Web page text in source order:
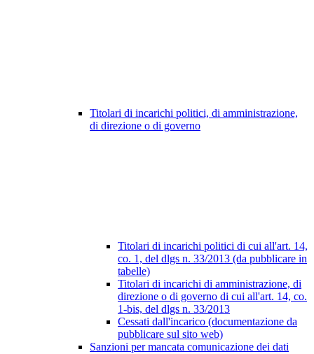
Titolari di incarichi politici, di amministrazione,
di direzione o di governo
Titolari di incarichi politici di cui all'art. 14,
co. 1, del dlgs n. 33/2013 (da pubblicare in
tabelle)
Titolari di incarichi di amministrazione, di
direzione o di governo di cui all'art. 14, co.
1-bis, del dlgs n. 33/2013
Cessati dall'incarico (documentazione da
pubblicare sul sito web)
Sanzioni per mancata comunicazione dei dati